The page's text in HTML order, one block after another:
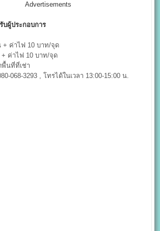
Advertisements
บผู้ประกอบการ
+ ค่าไฟ 10 บาท/จุด
+ ค่าไฟ 10 บาท/จุด
นที่ที่เช่า
068-3293 , โทรได้ในเวลา 13:00-15:00 น.